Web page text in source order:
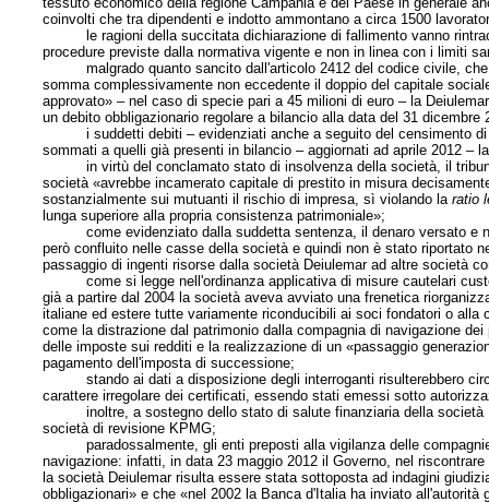
coinvolti che tra dipendenti e indotto ammontano a circa 1500
le ragioni della succitata dichiarazione di fallimento vanno
procedure previste dalla normativa vigente e non in linea con i limiti
malgrado quanto sancito dall'articolo 2412 del codice civile, che
somma complessivamente non eccedente il doppio del capitale
approvato» – nel caso di specie pari a 45 milioni di euro – la
un debito obbligazionario regolare a bilancio alla data del 31
i suddetti debiti – evidenziati anche a seguito del censimento di
sommati a quelli già presenti in bilancio – aggiornati ad aprile 2012 –
in virtù del conclamato stato di insolvenza della società, il
società «avrebbe incamerato capitale di prestito in misura
sostanzialmente sui mutuanti il rischio di impresa, sì violando laratio
lunga superiore alla propria consistenza patrimoniale»;
come evidenziato dalla suddetta sentenza, il denaro versato e
però confluito nelle casse della società e quindi non è stato riportato
passaggio di ingenti risorse dalla società Deiulemar ad altre società
come si legge nell'ordinanza applicativa di misure cautelari
già a partire dal 2004 la società aveva avviato una frenetica
italiane ed estere tutte variamente riconducibili ai soci fondatori o
come la distrazione dal patrimonio dalla compagnia di navigazione
delle imposte sui redditi e la realizzazione di un «passaggio
pagamento dell'imposta di successione;
stando ai dati a disposizione degli interroganti risulterebbero
carattere irregolare dei certificati, essendo stati emessi sotto
inoltre, a sostegno dello stato di salute finanziaria della società
società di revisione KPMG;
paradossalmente, gli enti preposti alla vigilanza delle compagnie
navigazione: infatti, in data 23 maggio 2012 il Governo, nel
la società Deiulemar risulta essere stata sottoposta ad indagini
obbligazionari» e che «nel 2002 la Banca d'Italia ha inviato